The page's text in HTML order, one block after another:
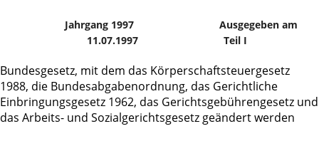
Jahrgang 1997
Ausgegeben am
11.07.1997
Teil I
Bundesgesetz, mit dem das Körperschaftsteuergesetz
1988, die Bundesabgabenordnung, das Gerichtliche
Einbringungsgesetz 1962, das Gerichtsgebührengesetz und
das Arbeits- und Sozialgerichtsgesetz geändert werden